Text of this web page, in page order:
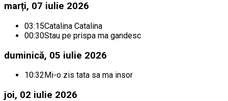
marți, 07 iulie 2026
03:15Catalina Catalina
00:30Stau pe prispa ma gandesc
duminică, 05 iulie 2026
10:32 Mi-o zis tata sa ma insor
joi, 02 iulie 2026